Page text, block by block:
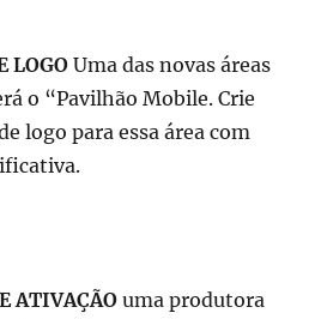
LOGOUma das novas áreas
o “Pavilhão Mobile. Crie
logo para essa área com
ATIVAÇÃO uma produtora